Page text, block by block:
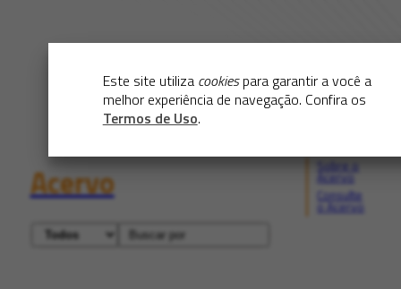
Este site utiliza cookiespara garantir a você a
melhor experiência de navegação. Confira os
Termos de Uso.
Acervo
Consulte